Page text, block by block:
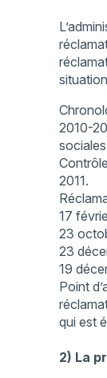
2010-
2011.
17
23
23
19
Point
qui est
2) La